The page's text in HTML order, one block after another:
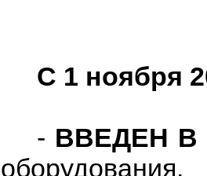
С 1 ноября
- ВВЕДЕН В